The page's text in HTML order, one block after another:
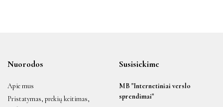
Nuorodos
Apie mus
Pristatymas, prekių keitimas,
Susisiekime
MB "Internetiniai verslo
sprendimai"